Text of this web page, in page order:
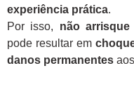
experiência prática.
Por isso, não
pode resultar em
danos permanentes